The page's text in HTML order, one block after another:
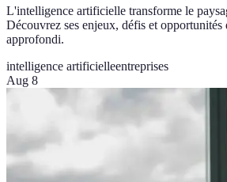
L'intelligence artificielle transforme le
Découvrez ses enjeux, défis et opportunités
approfondi.
intelligence artificielleentreprises
Aug 8